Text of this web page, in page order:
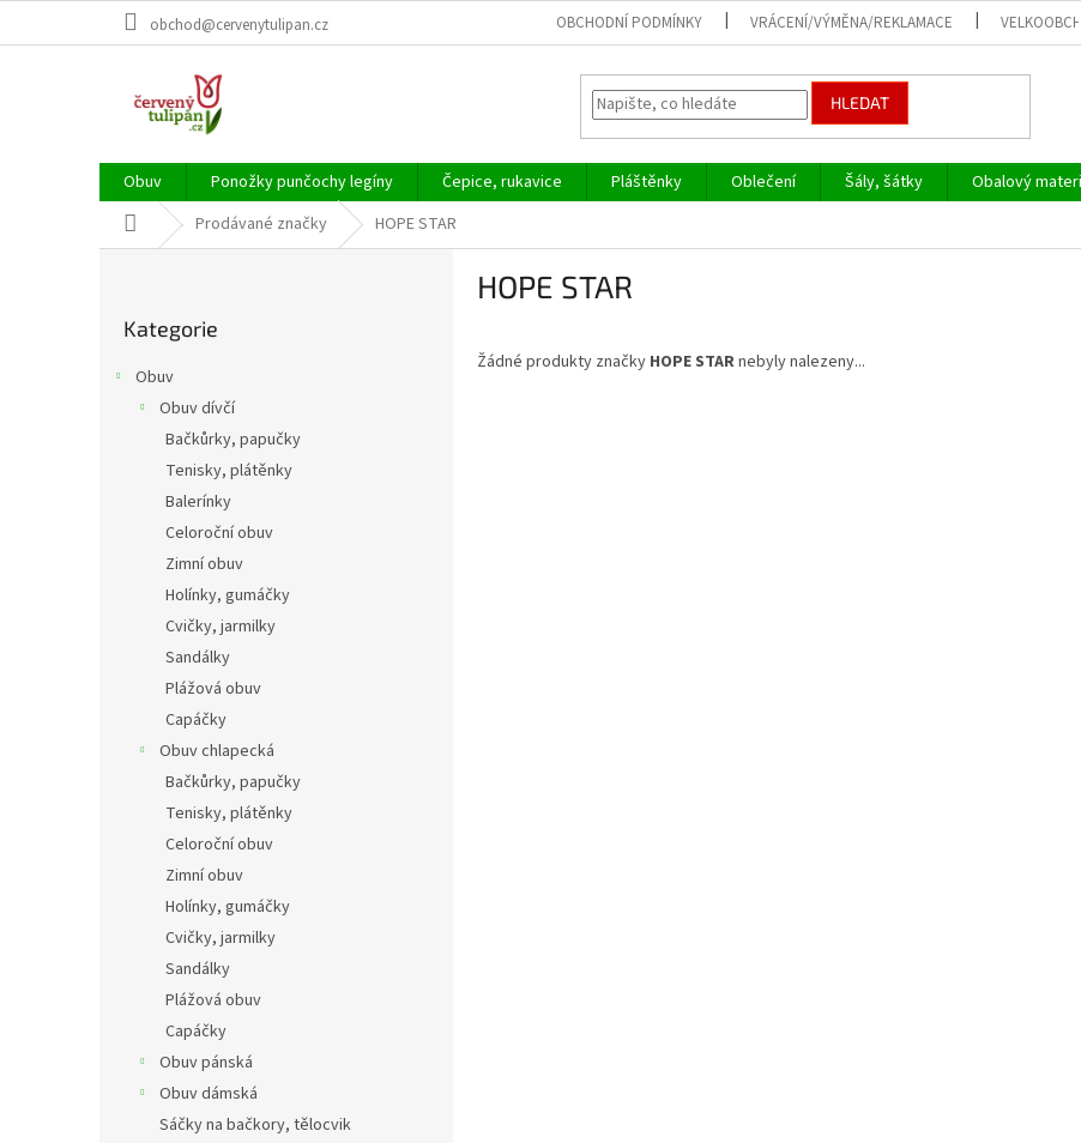
obchod@cervenytulipan.cz OBCHODNÍ PODMÍNKY VRÁCENÍ/VÝMĚNA/REKLAMACE
HLEDAT
Obuv Ponožky punčochy legíny Čepice, rukavice Pláštěnky Oblečení Šály, šátky Obalový
Domů Prodávané značky HOPE STAR
kategorie
Kategorie
Obuv
Obuv dívčí
Bačkůrky, papučky
Tenisky, plátěnky
Balerínky
Celoroční obuv
Zimní obuv
Holínky, gumáčky
Cvičky, jarmilky
Sandálky
Plážová obuv
Capáčky
Obuv chlapecká
Bačkůrky, papučky
Tenisky, plátěnky
Celoroční obuv
Zimní obuv
Holínky, gumáčky
Cvičky, jarmilky
Sandálky
Plážová obuv
Capáčky
Obuv pánská
Obuv dámská
Sáčky na bačkory, tělocvik
HOPE STAR
Žádné produkty značky HOPE STARnebyly nalezeny...